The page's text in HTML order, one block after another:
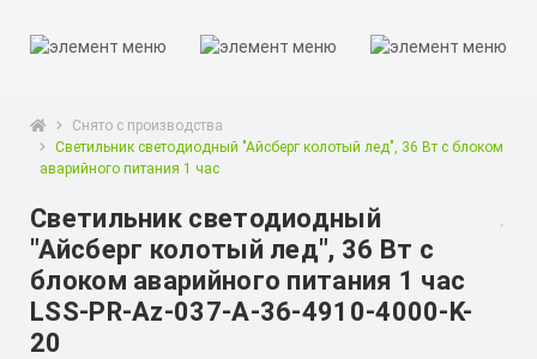
Снято с производства
Светильник светодиодный "Айсберг колотый лед", 36 Вт с блоком
аварийного питания 1 час
Светильник светодиодный
"Айсберг колотый лед", 36 Вт с
блоком аварийного питания 1 час
LSS-PR-Az-037-А-36-4910-4000-K-
20